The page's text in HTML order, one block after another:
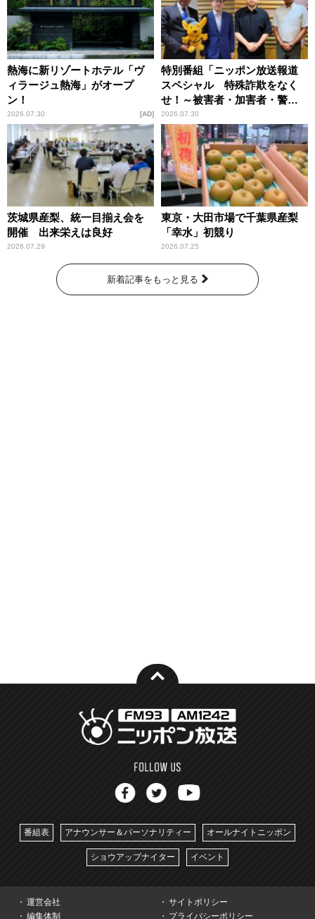
熱海に新リゾートホテル「ヴ
ィラージュ熱海」がオープ
ン！
2026.07.30 AD
特別番組「ニッポン放送報道
スペシャル 特殊詐欺をなく
せ！～被害者・加害者・警視
庁が語るトクリュウの実態
～」放送
2026.07.30
茨城県産梨、統一目揃え会を
開催 出来栄えは良好
2026.07.29
東京・大田市場で千葉県産梨
「幸水」初競り
2026.07.25
新着記事をもっと見る
番組表 アナウンサー＆パーソナリティー オールナイトニッポン
ショウアップナイター イベント
運営会社
サイトポリシー
編集体制
プライバシーポリシー